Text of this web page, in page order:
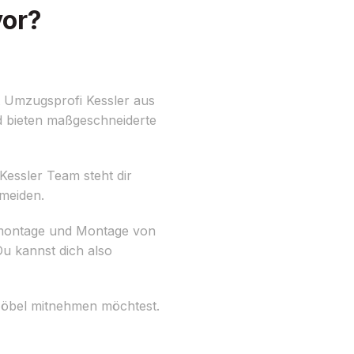
Kessler aus
maßgeschneiderte
Team steht dir
und Montage von
kannst dich also
mitnehmen möchtest.